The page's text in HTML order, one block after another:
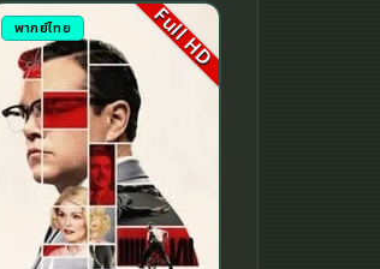
พากย์ไทย Full HD